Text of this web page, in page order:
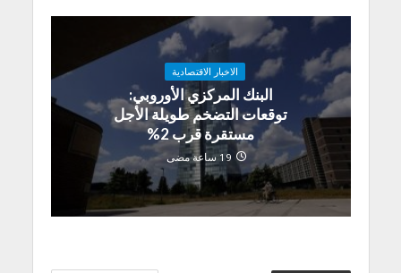
الاخبار الاقتصادية
البنك المركزي الأوروبي:
توقعات التضخم طويلة الأجل
مستقرة قرب 2%
19 ساعة مضى